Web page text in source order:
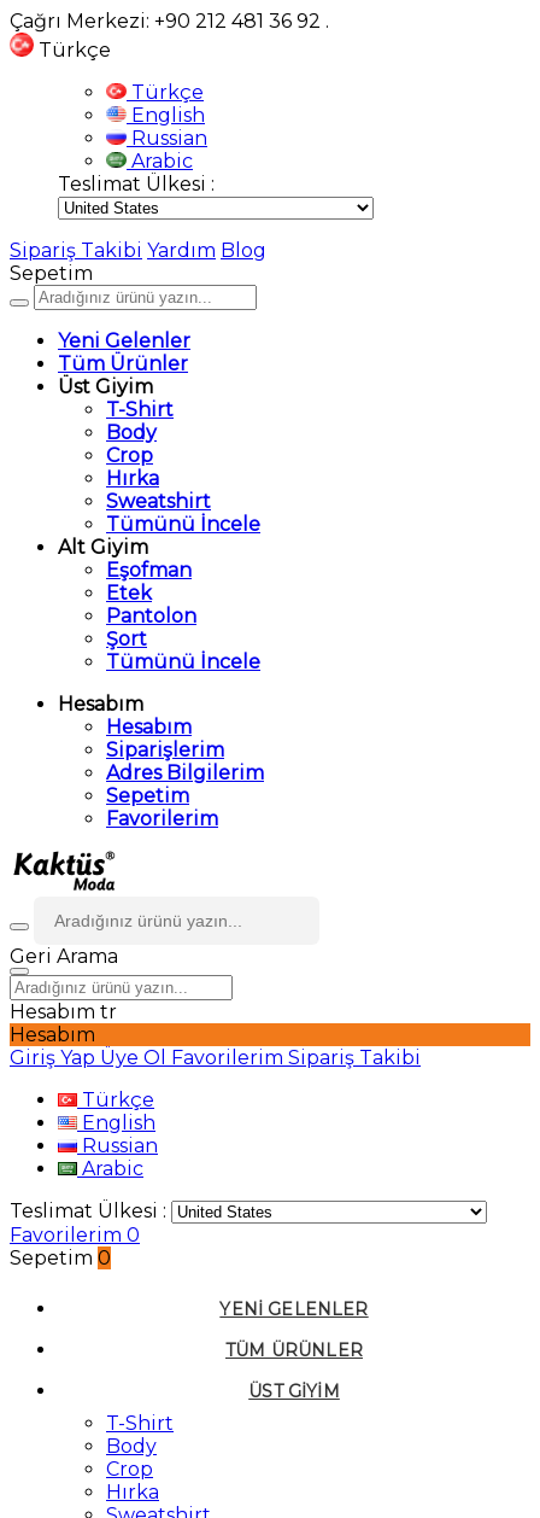
Çağrı Merkezi: +90 212 481 36 92 .
Türkçe
Türkçe
English
Russian
Arabic
Teslimat Ülkesi :
Sipariş Takibi Yardım Blog
Sepetim
Yeni Gelenler
Tüm Ürünler
Üst Giyim
T-Shirt
Body
Crop
Hırka
Sweatshirt
Tümünü İncele
Alt Giyim
Eşofman
Etek
Pantolon
Şort
Tümünü İncele
Hesabım
Hesabım
Siparişlerim
Adres Bilgilerim
Sepetim
Favorilerim
Geri Arama
Hesabım tr
Hesabım
Giriş Yap Üye Ol Favorilerim Sipariş Takibi
Türkçe
English
Russian
Arabic
Teslimat Ülkesi :
Favorilerim 0
Sepetim 0
YENI GELENLER
TÜM ÜRÜNLER
ÜST GIYIM
T-Shirt
Body
Crop
Hırka